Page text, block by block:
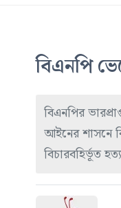
বিএনপি
বিএনপির
আইনের শাসনে
বিচারবহির্ভূত